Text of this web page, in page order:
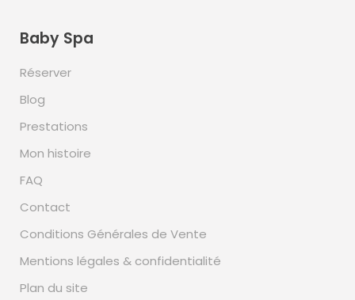
Baby Spa
Réserver
Blog
Prestations
Mon histoire
FAQ
Contact
Conditions Générales de Vente
Mentions légales & confidentialité
Plan du site